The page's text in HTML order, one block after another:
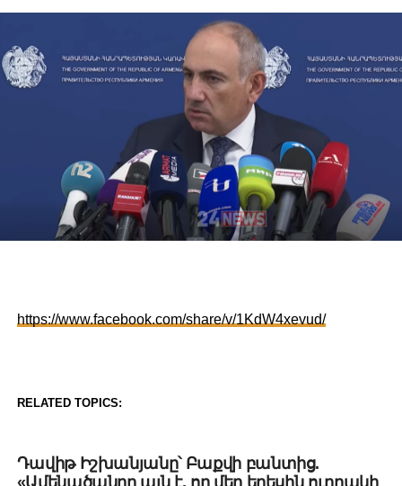
https://www.facebook.com/share/v/1KdW4xevud/
RELATED TOPICS:
Դավիթ Իշխանյանը՝ Բաքվի բանտից.
«Ամենածանրը այն է, որ մեր երեսին ուղղակի